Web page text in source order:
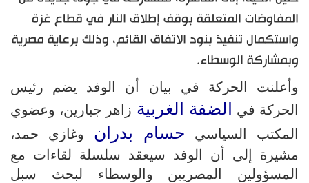
المفاوضات المتعلقة بوقف إطلاق النار في قطاع غزة
واستكمال تنفيذ بنود الاتفاق القائم، وذلك برعاية مصرية
وبمشاركة الوسطاء.
وأعلنت الحركة في بيان أن الوفد يضم رئيس
الحركة في
الضفة الغربية زاهر جبارين، وعضوي
المكتب السياسي حسام بدران وغازي حمد،
مشيرة إلى أن الوفد سيعقد سلسلة لقاءات مع
المسؤولين المصريين والوسطاء لبحث سبل